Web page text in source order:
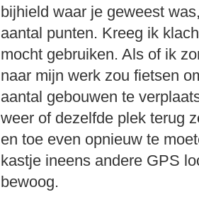
bijhield waar je geweest
aantal punten. Kreeg ik
mocht gebruiken. Als of ik
naar mijn werk zou fietsen
aantal gebouwen te
weer of dezelfde plek terug
en toe even opnieuw te
kastje ineens andere GPS
bewoog.